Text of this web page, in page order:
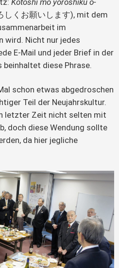
しくお願いします), mit dem
im
wird. Nicht nur jedes
E-Mail und jeder Brief in der
diese Phrase.
schon etwas abgedroschen
Teil der Neujahrskultur.
letzter Zeit nicht selten mit
doch diese Wendung sollte
da hier jegliche